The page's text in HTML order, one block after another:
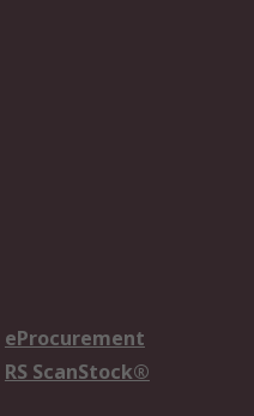
eProcurement
RS ScanStock®